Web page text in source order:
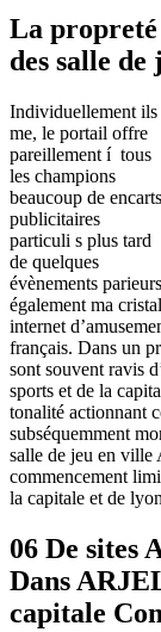
La propreté
des salle
Individuellement ils
me, le portail offre
pareillement í tous
les champions
beaucoup de encarts
publicitaires
particuli s plus tard
de quelques
évènements parieurs
également ma
internet
français. Dans un
sont souvent ravis
sports et de la
tonalité actionnant
subséquemment
salle de jeu en ville
commencement
la capitale et de
06 De sites
Dans
capitale